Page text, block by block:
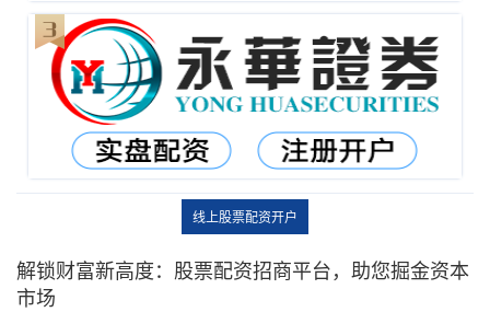
线上股票配资开户
解锁财富新高度：股票配资招商平台，助您掘金资本
市场